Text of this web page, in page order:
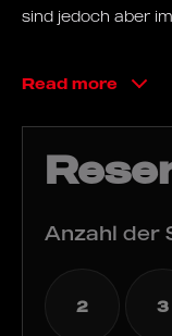
sind jedoch aber
Zelle, das Rätsel
Geheimnis?
deren Hauptziel
herauszufinden.
Read more
Anzahl der
2 3